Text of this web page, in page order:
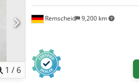
1 / 6
Remscheid 9,200 km